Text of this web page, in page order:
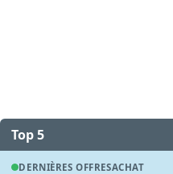
Top 5
DERNIÈRES OFFRESACHAT